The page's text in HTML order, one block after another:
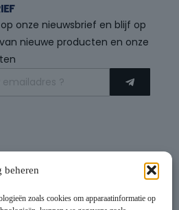
beheren
zoals cookies om apparaatinformatie op
onze nieuwsbrief en blijf op
nieuwe producten en onze